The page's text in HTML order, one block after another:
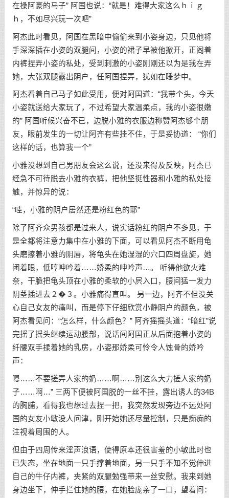
在操阿豪的马子” 阿国也说：“就是！难得大家这么ｈｉｇ
ｈ，不如尽兴玩一次吧”
阿杰此时看见，阿国在黑暗中偷偷来到小姿身边，只见他将
手深深插在小姿的双腿间，小姿的裙子早被他掀开，正阁着
内裤捏弄小姿的私处，受到刺激的小姿刚刚还以为是我在弄
她，大张双腿露出阴户，任阿国捏弄，犹如在睡梦中。
阿杰看着自己马子如此受用，便对阿国道：“我带个头，今天
小姿就送给大家玩了，不过希望大家温柔点，我的小姿很嫩
的” 阿国听候兴奋不已，边脱小雅的衣服边称赞阿杰够个朋
友，眼前发生的一切让阿齐有些挂不住，于是妥协道： “你们
这样的话，也算我一个”
小雅没想到自己男朋友会这么说，还没来得及反映，阿杰已
经急不可待脱去小雅的衣裤，把他坚挺性器和小雅的私处接
触，并惊异的说：
“哇，小雅的阴户居然还是粉红色的耶”
除了阿齐众男孩都是过来人，说实话粉红的阴户不多见，于
是全都将注意力集中在小雅的下面，可以看见阿杰不断用龟
头磨擦着小雅的阴唇，将龟头在她湿湿的穴口四周盘旋，她
闭着眼，低哼呻吟着……娇柔的呻吟声…。 听得他欲火难
奈，干脆把龟头顶在小雅的柔软的小屄入口，腰间猛一发力
阴茎插进去２�３。小雅痛得直叫。 另一边，阿齐不但没关
心自己女友的痛叫，而是停下仔细欣赏小静阴户的颜色，被
阿杰看见问：“怎么样，什么颜色？” 阿齐摇摇头道：“暗红”说
完摇了摇头继续运动腰部，说话间阿国正从后面抱着小姿的
纤腰双手揉着她的乳房，小姿那娇柔可怜令人蚀骨的娇吟
声：
嗯……不要搓弄人家的奶……啊……别这么大力搓人家的奶
子……啊…” 三两下便被阿国脱的一丝不挂，露出诱人的34B
的胸脯，看得我也想过去捏一把，我突然发现旁边不远处阿
国的女友小敏没人问津，刚开始她还尽量控制，只是痴痴的
注视着周围的人。
但由于四周传来淫声浪语，使得原本还很害羞的小敏此时也
已失态，坐在地面一只手撑着地面，另一只手不知不觉伸进
自己的牛仔内裤，夹紧的双腿勉强带来一丝安慰。我来到她
身边坐下，伸手拦住她的腰，在她脸庞亲了一口，望着问：